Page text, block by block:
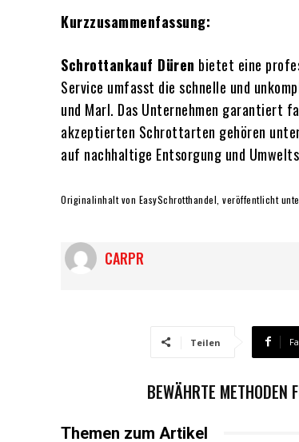
Kurzzusammenfassung:
Schrottankauf Düren bietet eine
Service umfasst die schnelle und
und Marl. Das Unternehmen garantiert
akzeptierten Schrottarten gehören
auf nachhaltige Entsorgung und
Originalinhalt von EasySchrotthandel, veröffentlicht
CARPR
Teilen
BEWÄHRTE METHODEN
Themen zum Artikel